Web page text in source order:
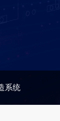
系统